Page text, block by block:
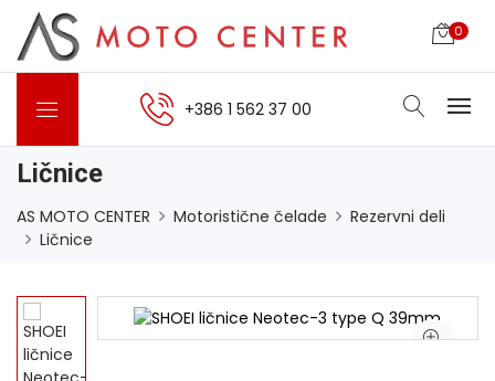
0
+386 1 562 37 00
Ličnice
AS MOTO CENTER Motoristične čelade
Rezervni deli
Ličnice